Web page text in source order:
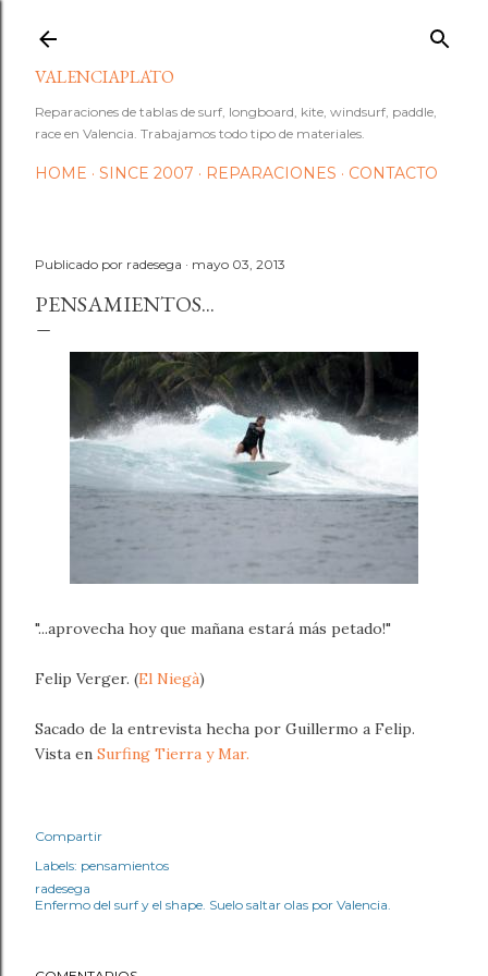
VALENCIAPLATO
Reparaciones de tablas de surf, longboard, kite, windsurf, paddle,
race en Valencia. Trabajamos todo tipo de materiales.
HOME SINCE 2007 REPARACIONES CONTACTO
Publicado por radesega mayo 03, 2013
PENSAMIENTOS...
"...aprovecha hoy que mañana estará más petado!"
Felip Verger. (El Niegà)
Sacado de la entrevista hecha por Guillermo a Felip.
Vista en Surfing Tierra y Mar.
Compartir
Labels: pensamientos
radesega
Enfermo del surf y el shape. Suelo saltar olas por Valencia.